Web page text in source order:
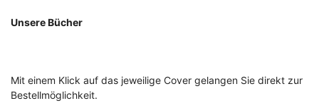
Unsere Bücher
Mit einem Klick auf das jeweilige Cover gelangen Sie direkt zur
Bestellmöglichkeit.